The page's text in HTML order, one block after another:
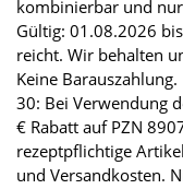
kombinierbar und
Gültig: 01.08.2026
reicht. Wir behalten
Keine Barauszahlung.
30: Bei Verwendung
€ Rabatt auf PZN
rezeptpflichtige
und Versandkosten.